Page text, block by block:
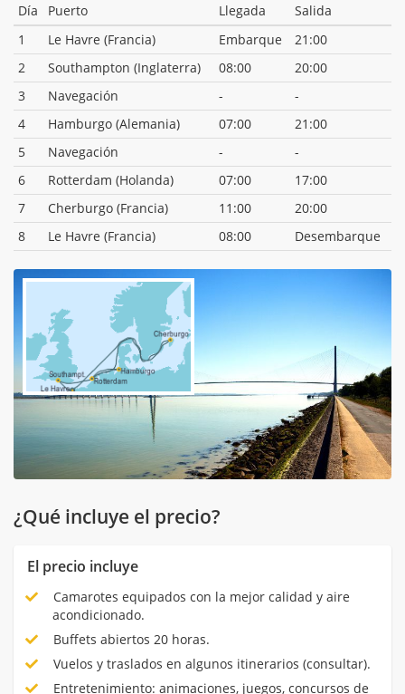
Día Puerto Llegada
Salida
1
Le Havre (Francia) Embarque
21:00
2
Southampton (Inglaterra) 08:00
20:00
3
Navegación -
-
4
Hamburgo (Alemania) 07:00
21:00
5
Navegación -
-
6
Rotterdam (Holanda) 07:00
17:00
7
Cherburgo (Francia) 11:00
20:00
8
Le Havre (Francia) 08:00 Desembarque
¿Qué incluye el precio?
El precio incluye
Camarotes equipados con la mejor calidad y aire
acondicionado.
Buffets abiertos 20 horas.
Vuelos y traslados en algunos itinerarios (consultar).
Entretenimiento: animaciones, juegos, concursos de